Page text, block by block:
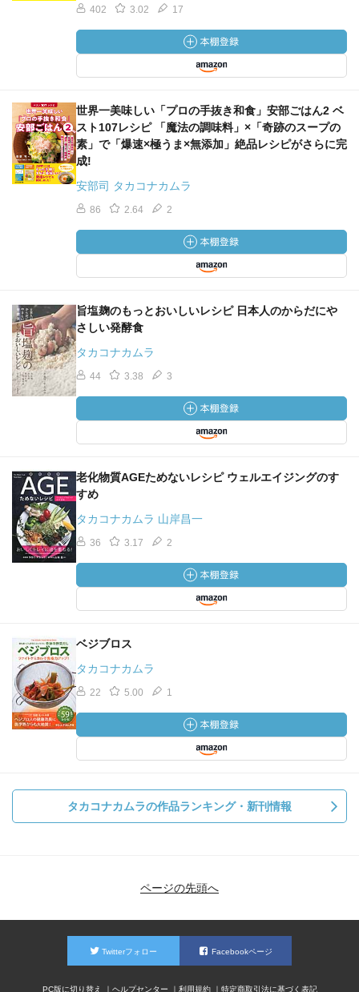
402 3.02 17
世界一美味しい「プロの手抜き和食」安部ごはん2 ベ
スト107レシピ 「魔法の調味料」×「奇跡のスープの
素」で「爆速×極うま×無添加」絶品レシピがさらに完
成!
安部司 タカコナカムラ
86 2.64 2
旨塩麹のもっとおいしいレシピ 日本人のからだにや
さしい発酵食
タカコナカムラ
44 3.38 3
老化物質AGEためないレシピ ウェルエイジングのす
すめ
タカコナカムラ 山岸昌一
36 3.17 2
ベジブロス
タカコナカムラ
22 5.00 1
タカコナカムラの作品ランキング・新刊情報
ページの先頭へ
Twitterフォロー Facebookページ
PC版に切り替え ヘルプセンター 利用規約 特定商取引法に基づく表記